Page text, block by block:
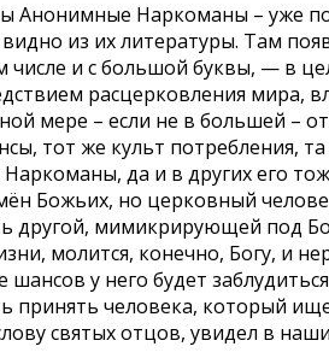
Анонимные Наркоманы – уже
из их литературы. Там
числе и с большой буквы, — в
расцерковления мира,
мере – если не в большей –
тот же культ потребления,
да и в других его
Божьих, но церковный
другой, мимикрирующей под
молится, конечно, Богу, и
у него будет
человека, который
святых отцов, увидел в